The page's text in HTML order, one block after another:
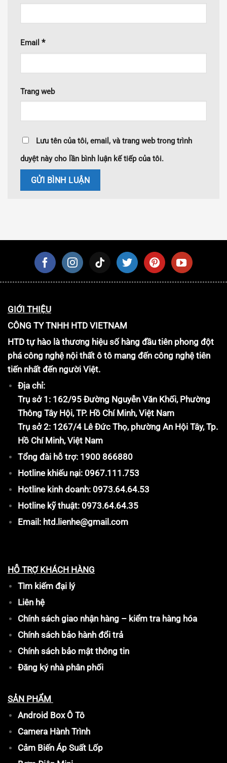
Email *
Trang web
Lưu tên của tôi, email, và trang web trong trình
duyệt này cho lần bình luận kế tiếp của tôi.
GIỚI THIỆU
CÔNG TY TNHH HTD VIETNAM
HTD tự hào là thương hiệu số hàng đầu tiên phong đột
phá công nghệ nội thất ô tô mang đến công nghệ tiên
tiến nhất đến người Việt.
Địa chỉ:
Trụ sở 1: 162/95 Đường Nguyễn Văn Khối, Phường
Thông Tây Hội, TP. Hồ Chí Minh, Việt Nam
Trụ sở 2: 1267/4 Lê Đức Thọ, phường An Hội Tây, Tp.
Hồ Chí Minh, Việt Nam
Tổng đài hỗ trợ: 1900 866880
Hotline khiếu nại: 0967.111.753
Hotline kinh doanh: 0973.64.64.53
Hotline kỹ thuật: 0973.64.64.35
Email: htd.lienhe@gmail.com
HỖ TRỢ KHÁCH HÀNG
Tìm kiếm đại lý
Liên hệ
Chính sách giao nhận hàng – kiểm tra hàng hóa
Chính sách bảo hành đổi trả
Chính sách bảo mật thông tin
Đăng ký nhà phân phối
SẢN PHẨM
Android Box Ô Tô
Camera Hành Trình
Cảm Biến Áp Suất Lốp